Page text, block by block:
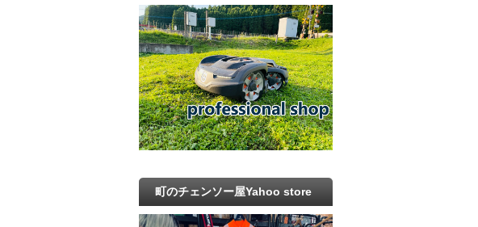
町のチェンソー屋Yahoo store